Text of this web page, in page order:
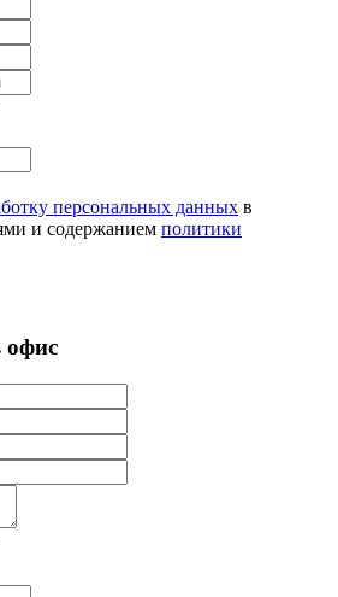
персональных данных в
и содержанием политики
офис